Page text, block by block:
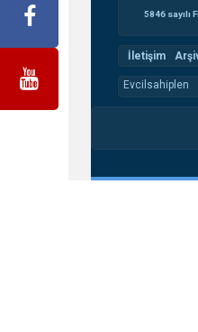
5846 sayılı
İletişim
Evcilsahiplen